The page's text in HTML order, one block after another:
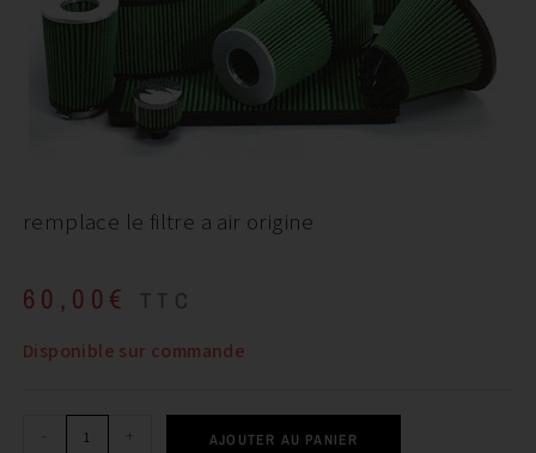
remplace le filtre a air origine
60,00 € TTC
Disponible sur commande
- + AJOUTER AU PANIER